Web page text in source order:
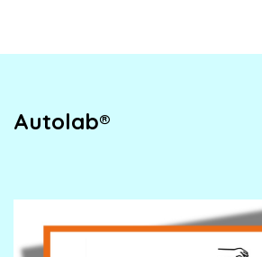
Autolab®